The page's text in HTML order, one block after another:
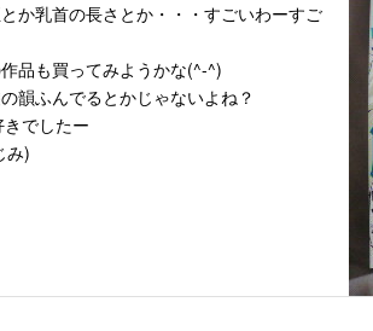
か乳首の長さとか・・・すごいわーすご
品も買ってみようかな(^-^)
韻ふんでるとかじゃないよね？
でしたー
み)